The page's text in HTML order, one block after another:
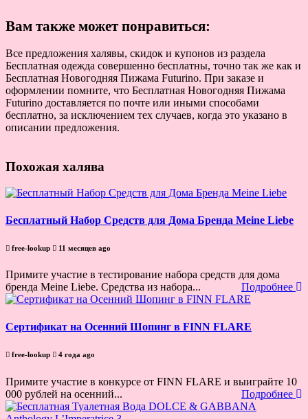
Вам также может понравиться:
Все предложения халявы, скидок и купонов из раздела
Бесплатная одежда совершенно бесплатны, точно так же как и
Бесплатная Новогодняя Пижама Futurino. При заказе и
оформлении помните, что Бесплатная Новогодняя Пижама
Futurino доставляется по почте или иными способами
бесплатно, за исключением тех случаев, когда это указано в
описании предложения.
Похожая халява
Бесплатный Набор Средств для Дома Бренда Meine Liebe
free-lookup 11 месяцев ago
Примите участие в тестирование набора средств для дома
бренда Meine Liebe. Средства из набора...
Подробнее
Сертификат на Осенний Шопинг в FINN FLARE
free-lookup 4 года ago
Примите участие в конкурсе от FINN FLARE и выиграйте 10
000 рублей на осенний...
Подробнее